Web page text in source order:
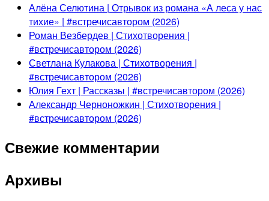
Алёна Селютина | Отрывок из романа «А леса у нас
тихие» | #встречисавтором (2026)
Роман Везбердев | Стихотворения |
#встречисавтором (2026)
Светлана Кулакова | Стихотворения |
#встречисавтором (2026)
Юлия Гехт | Рассказы | #встречисавтором (2026)
Александр Черноножкин | Стихотворения |
#встречисавтором (2026)
Свежие комментарии
Архивы